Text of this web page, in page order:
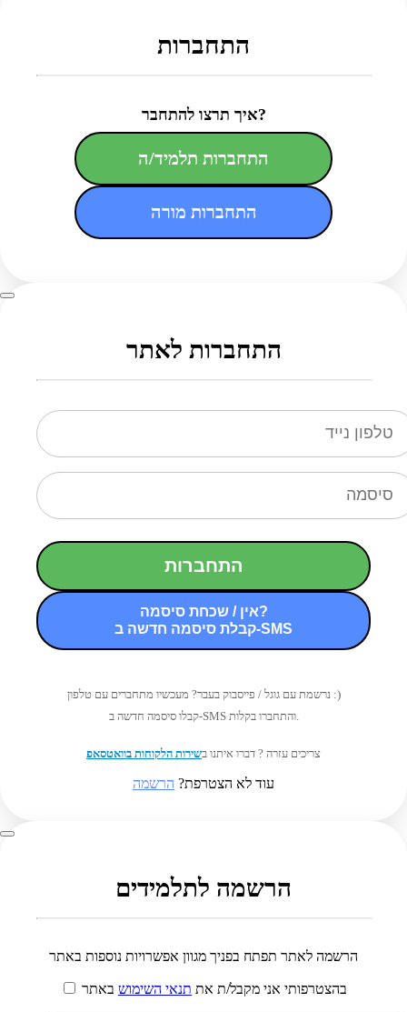
התחברות
איך תרצו להתחבר?
התחברות תלמיד/ה
התחברות מורה
התחברות לאתר
התחברות
אין / שכחת סיסמה?
קבלת סיסמה חדשה ב-SMS
נרשמת עם גוגל / פייסבוק בעבר? מעכשיו מתחברים עם טלפון :)
קבלו סיסמה חדשה ב-SMS והתחברו בקלות.
צריכים עזרה ? דברו איתנו בשירות הלקוחות בוואטסאפ
עוד לא הצטרפת? הרשמה
הרשמה לתלמידים
הרשמה לאתר תפתח בפניך מגוון אפשרויות נוספות באתר
בהצטרפותי אני מקבל/ת את תנאי השימוש באתר